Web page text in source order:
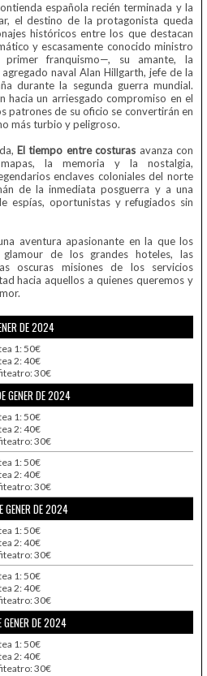
española recién terminada y la
el destino de la protagonista queda
históricos entre los que destacan
y escasamente conocido ministro
franquismo—, su amante, la
naval Alan Hillgarth, jefe de la
durante la segunda guerra mundial.
hacia un arriesgado compromiso en el
patrones de su oficio se convertirán en
más turbio y peligroso.
El tiempo entre costuras avanza con
la memoria y la nostalgia,
enclaves coloniales del norte
de la inmediata posguerra y a una
espías, oportunistas y refugiados sin
aventura apasionante en la que los
de los grandes hoteles, las
oscuras misiones de los servicios
hacia aquellos a quienes queremos y
DE 2024
1: 50€
2: 40€
30€
GENER DE 2024
1: 50€
2: 40€
30€
1: 50€
2: 40€
30€
GENER DE 2024
1: 50€
2: 40€
30€
1: 50€
2: 40€
30€
GENER DE 2024
1: 50€
2: 40€
30€